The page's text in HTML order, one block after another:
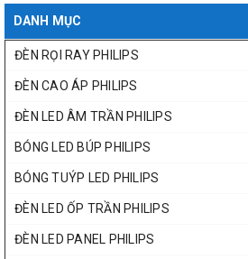
DANH MỤC
ĐÈN RỌI RAY PHILIPS
ĐÈN CAO ÁP PHILIPS
ĐÈN LED ÂM TRẦN PHILIPS
BÓNG LED BÚP PHILIPS
BÓNG TUÝP LED PHILIPS
ĐÈN LED ỐP TRẦN PHILIPS
ĐÈN LED PANEL PHILIPS